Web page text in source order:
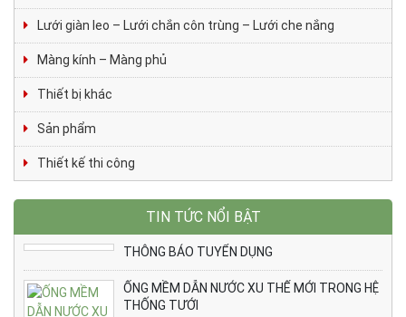
Lưới giàn leo – Lưới chắn côn trùng – Lưới che nắng
Màng kính – Màng phủ
Thiết bị khác
Sản phẩm
Thiết kế thi công
TIN TỨC NỔI BẬT
THÔNG BÁO TUYỂN DỤNG
ỐNG MỀM DẪN NƯỚC XU THẾ MỚI TRONG HỆ
THỐNG TƯỚI